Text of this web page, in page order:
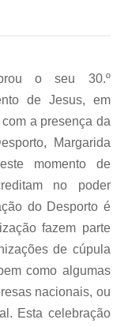
o seu 30.º
de Jesus, em
a presença da
Margarida
momento de
no poder
do Desporto é
fazem parte
de cúpula
como algumas
nacionais, ou
Esta celebração